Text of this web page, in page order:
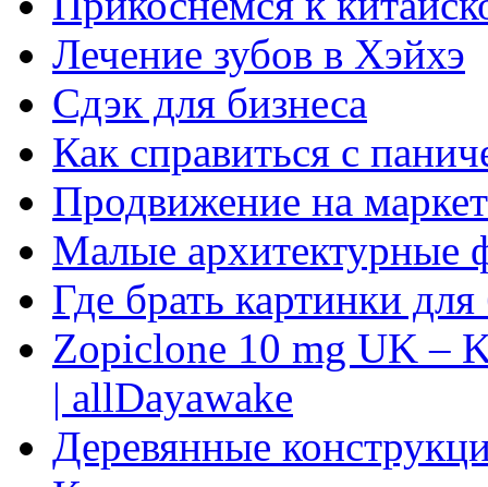
Лечение зубов в Хэйхэ
Сдэк для бизнеса
Как справиться с
Продвижение на
Малые архитектурные
Где брать картинки
Zopiclone 10 mg UK –
| allDayawake
Деревянные